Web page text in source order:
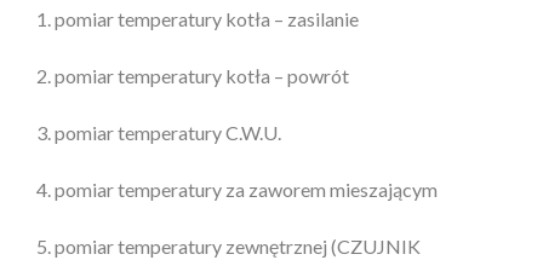
1. pomiar temperatury kotła – zasilanie
2. pomiar temperatury kotła – powrót
3. pomiar temperatury C.W.U.
4. pomiar temperatury za zaworem mieszającym
5. pomiar temperatury zewnętrznej (CZUJNIK